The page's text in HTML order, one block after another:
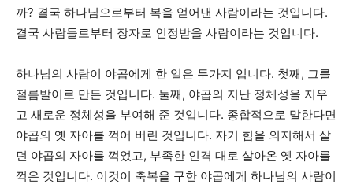
까? 결국 하나님으로부터 복을 얻어낸 사람이라는 것입니다.
결국 사람들로부터 장자로 인정받을 사람이라는 것입니다.
하나님의 사람이 야곱에게 한 일은 두가지 입니다. 첫째, 그를
절름발이로 만든 것입니다. 둘째, 야곱의 지난 정체성을 지우
고 새로운 정체성을 부여해 준 것입니다. 종합적으로 말한다면
야곱의 옛 자아를 꺽어 버린 것입니다. 자기 힘을 의지해서 살
던 야곱의 자아를 꺽었고, 부족한 인격 대로 살아온 옛 자아를
꺽은 것입니다. 이것이 축복을 구한 야곱에게 하나님의 사람이